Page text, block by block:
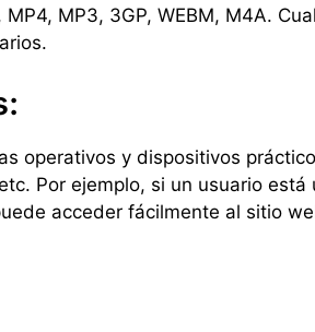
MP3, 3GP, WEBM, M4A.
operativos y dispositivos
Por ejemplo, si un usuario
acceder fácilmente al sitio